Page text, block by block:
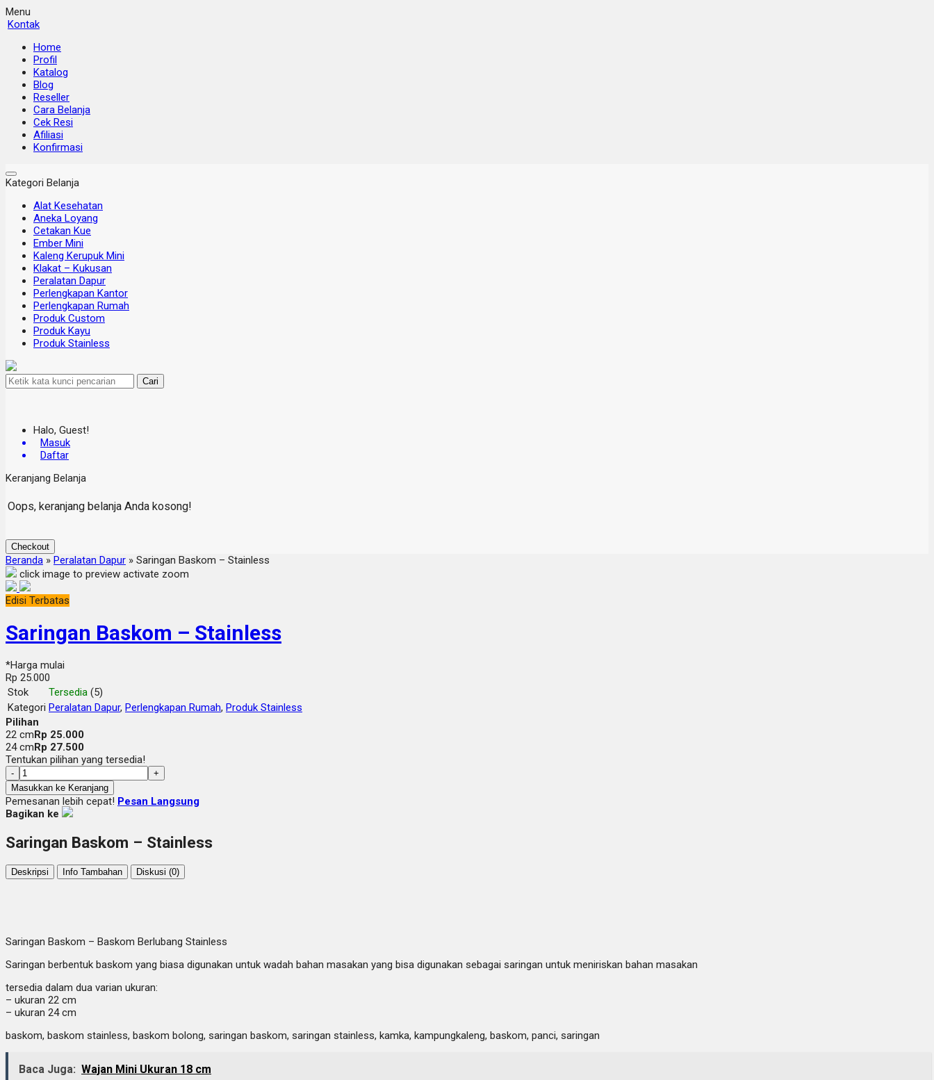
Menu
Kontak
Home
Profil
Katalog
Blog
Reseller
Cara Belanja
Cek Resi
Afiliasi
Konfirmasi
Kategori Belanja
Alat Kesehatan
Aneka Loyang
Cetakan Kue
Ember Mini
Kaleng Kerupuk Mini
Klakat – Kukusan
Peralatan Dapur
Perlengkapan Kantor
Perlengkapan Rumah
Produk Custom
Produk Kayu
Produk Stainless
Cari
Halo, Guest!
Masuk
Daftar
Keranjang Belanja
Oops, keranjang belanja Anda kosong!
Checkout
Beranda » Peralatan Dapur » Saringan Baskom – Stainless
click image to preview activate zoom
Edisi Terbatas
Saringan Baskom – Stainless
*Harga mulai
Rp 25.000
Stok
Tersedia (5)
Kategori Peralatan Dapur, Perlengkapan Rumah, Produk Stainless
Pilihan
22 cmRp 25.000
24 cmRp 27.500
Tentukan pilihan yang tersedia!
-
+
Masukkan ke Keranjang
Pemesanan lebih cepat! Pesan Langsung
Bagikan ke
Saringan Baskom – Stainless
Deskripsi Info Tambahan Diskusi (0)
Saringan Baskom – Baskom Berlubang Stainless
Saringan berbentuk baskom yang biasa digunakan untuk wadah bahan masakan yang bisa digunakan sebagai saringan untuk meniriskan bahan masakan
tersedia dalam dua varian ukuran:
– ukuran 22 cm
– ukuran 24 cm
baskom, baskom stainless, baskom bolong, saringan baskom, saringan stainless, kamka, kampungkaleng, baskom, panci, saringan
Baca Juga: Wajan Mini Ukuran 18 cm